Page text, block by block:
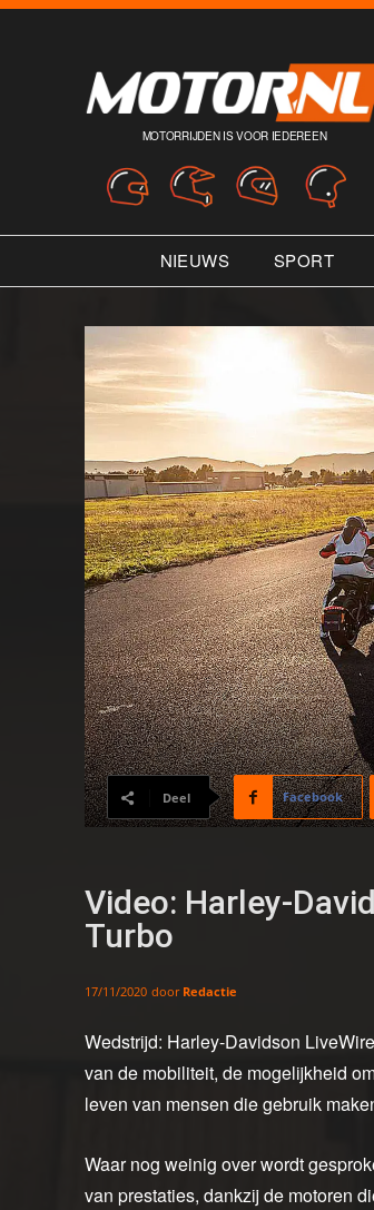
MOTORRIJDEN IS VOOR IEDEREEN
NIEUWS SPORT
Deel Facebook
Video: Harley-
Turbo
17/11/2020 door Redactie
Wedstrijd: Harley-Davidson
van de mobiliteit, de mogelijkheid
leven van mensen die gebruik
Waar nog weinig over wordt
van prestaties, dankzij de motoren